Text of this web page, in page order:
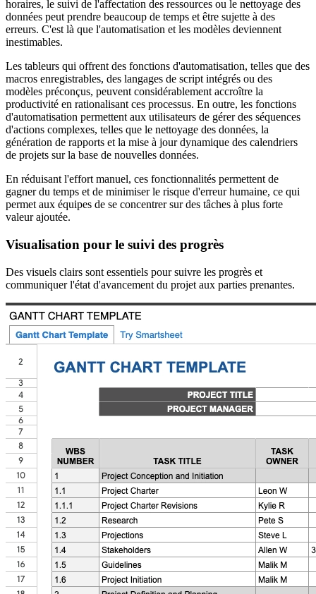
horaires, le suivi de l'affectation des ressources ou le nettoyage des
données peut prendre beaucoup de temps et être sujette à des
erreurs. C'est là que l'automatisation et les modèles deviennent
inestimables.
Les tableurs qui offrent des fonctions d'automatisation, telles que des
macros enregistrables, des langages de script intégrés ou des
modèles préconçus, peuvent considérablement accroître la
productivité en rationalisant ces processus. En outre, les fonctions
d'automatisation permettent aux utilisateurs de gérer des séquences
d'actions complexes, telles que le nettoyage des données, la
génération de rapports et la mise à jour dynamique des calendriers
de projets sur la base de nouvelles données.
En réduisant l'effort manuel, ces fonctionnalités permettent de
gagner du temps et de minimiser le risque d'erreur humaine, ce qui
permet aux équipes de se concentrer sur des tâches à plus forte
valeur ajoutée.
Visualisation pour le suivi des progrès
Des visuels clairs sont essentiels pour suivre les progrès et
communiquer l'état d'avancement du projet aux parties prenantes.